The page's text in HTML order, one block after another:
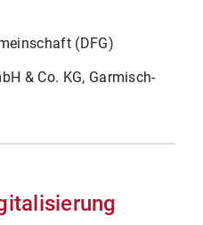
(DFG)
& Co. KG, Garmisch-